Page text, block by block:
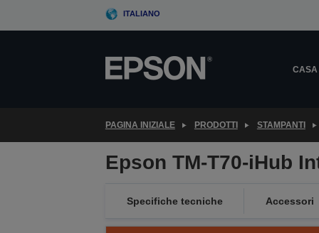
ITALIANO
CASA
PAGINA INIZIALE PRODOTTI STAMPANTI
Epson TM-T70-iHub
Specifiche tecniche Accessori